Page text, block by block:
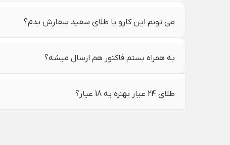
می تونم این کارو با طلای سفید سفارش بدم؟
به همراه بستم فاکتور هم ارسال میشه؟
طلای 24 عیار بهتره یه 18 عیار؟